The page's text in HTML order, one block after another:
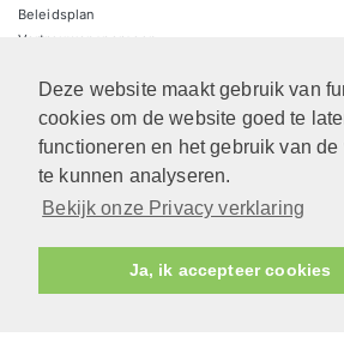
Deze website maakt gebruik van
cookies om de website goed te
functioneren en het gebruik van de
te kunnen analyseren.
Bekijk onze Privacy verklaring
Ja, ik accepteer cookies
Beleidsplan
Vertrouwenspersoon
Protestantsekerk.net is een
dienstenorganisatie van de
Human Content Mediaproducties B.V.